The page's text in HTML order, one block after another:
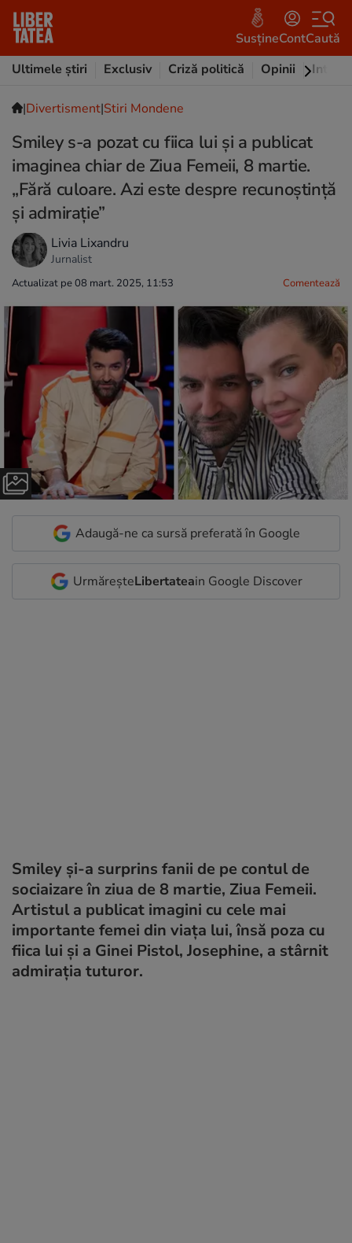
SusțineContCaută
Ultimele știri
Exclusiv Criză politică Opinii
|Divertisment|Stiri Mondene
Smiley s-a pozat cu fiica lui și a publicat
imaginea chiar de Ziua Femeii, 8 martie.
„Fără culoare. Azi este despre recunoștință
și admirație”
Livia Lixandru
Jurnalist
Actualizat pe 08 mart. 2025, 11:53 Comentează
Adaugă-ne ca sursă preferată în Google
UrmăreșteLibertateain Google Discover
Smiley și-a surprins fanii de pe contul de
sociaizare în ziua de 8 martie, Ziua Femeii.
Artistul a publicat imagini cu cele mai
importante femei din viața lui, însă poza cu
fiica lui și a Ginei Pistol, Josephine, a stârnit
admirația tuturor.